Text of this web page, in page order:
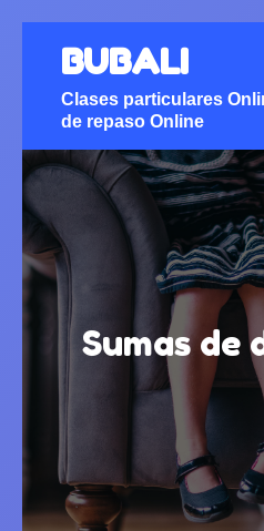
content
BUBALI
Clases particulares
de repaso Online
Sumas de